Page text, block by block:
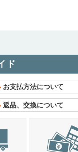
ド
お支払方法について
返品、交換について